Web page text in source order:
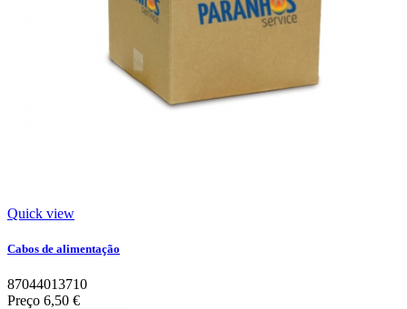
Quick view
Cabos de alimentação
87044013710
Preço 6,50 €